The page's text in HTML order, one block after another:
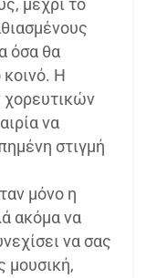
μέχρι το
όσα θα
Η
χορευτικών
να
στιγμή
μόνο η
ακόμα να
να σας
μουσική,